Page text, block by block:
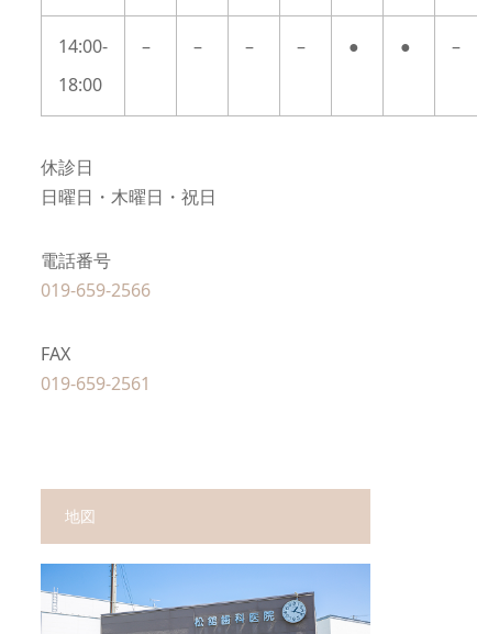
14:00-
18:00
– – – – ● ● –
休診日
日曜日・木曜日・祝日
電話番号
019-659-2566
FAX
019-659-2561
地図